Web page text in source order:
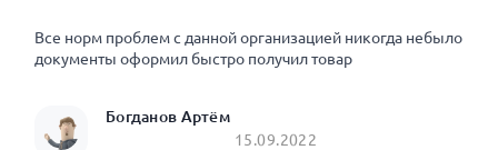
Все норм проблем с данной организацией никогда небыло
документы оформил быстро получил товар
Богданов Артём
15.09.2022